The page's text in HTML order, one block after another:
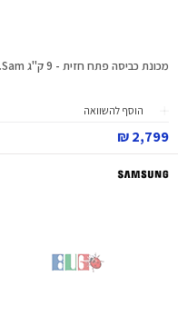
מכונת כביסה פתח חזית - 9 ק"ג Sam...
הוסף להשוואה
2,799 ₪